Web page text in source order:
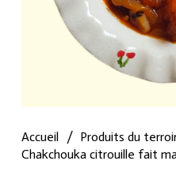
Accueil / Produits du
Chakchouka citrouille fait